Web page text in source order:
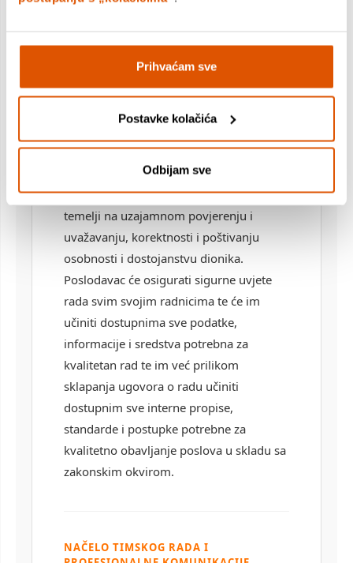
Prihvaćam sve
Postavke kolačića
Odbijam sve
poslovnim partnerima odnositi s
osobama s kojima kontaktiraju prigodom
obavljanja poslova.
NAČELO POVJERENJA I KOLEGIJALNOSTI
Radnici su dužni međusobno i u svom
poslovanju postupati na način koji se
temelji na uzajamnom povjerenju i
uvažavanju, korektnosti i poštivanju
osobnosti i dostojanstvu dionika.
Poslodavac će osigurati sigurne uvjete
rada svim svojim radnicima te će im
učiniti dostupnima sve podatke,
informacije i sredstva potrebna za
kvalitetan rad te im već prilikom
sklapanja ugovora o radu učiniti
dostupnim sve interne propise,
standarde i postupke potrebne za
kvalitetno obavljanje poslova u skladu sa
zakonskim okvirom.
NAČELO TIMSKOG RADA I